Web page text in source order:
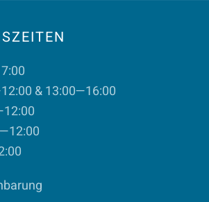
& 13:00—16:00